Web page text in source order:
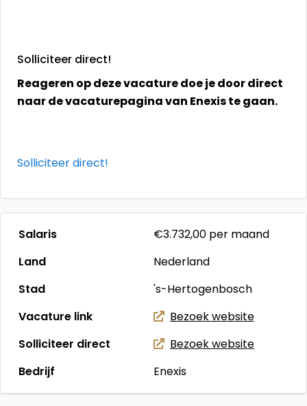
Solliciteer direct!
Reageren op deze vacature doe je door direct
naar de vacaturepagina van Enexis te gaan.
Solliciteer direct!
Salaris €3.732,00 per maand
Land
Nederland
Stad
's-Hertogenbosch
Vacature link
Bezoek website
Solliciteer direct
Bezoek website
Bedrijf
Enexis